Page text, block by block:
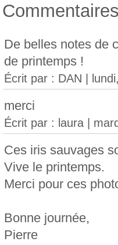
De belles notes de
de printemps !
Écrit par : DAN |
merci
Écrit par : laura |
Ces iris sauvages
Vive le printemps.
Merci pour ces
Bonne journée,
Pierre